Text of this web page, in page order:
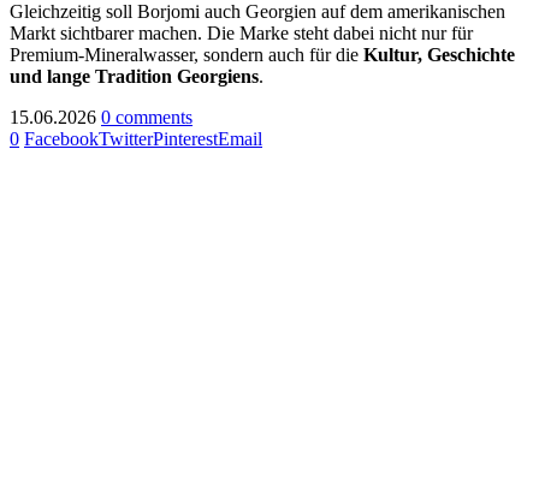
Gleichzeitig soll Borjomi auch Georgien auf dem amerikanischen
Markt sichtbarer machen. Die Marke steht dabei nicht nur für
Premium-Mineralwasser, sondern auch für die Kultur, Geschichte
und lange Tradition Georgiens.
15.06.2026 0 comments
0 FacebookTwitterPinterestEmail